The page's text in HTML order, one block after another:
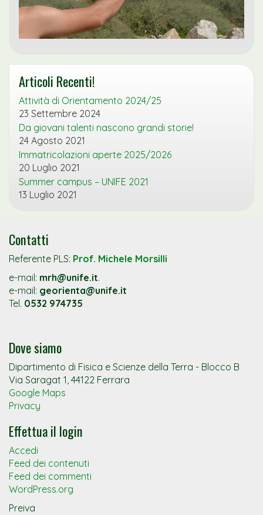
Articoli Recenti!
Attività di Orientamento 2024/25
23 Settembre 2024
Da giovani talenti nascono grandi storie!
24 Agosto 2021
Immatricolazioni aperte 2025/2026
20 Luglio 2021
Summer campus – UNIFE 2021
13 Luglio 2021
Contatti
Referente PLS: Prof. Michele Morsilli
e-mail: mrh@unife.it.
e-mail: georienta@unife.it
Tel. 0532 974735
Dove siamo
Dipartimento di Fisica e Scienze della Terra - Blocco B
Via Saragat 1, 44122 Ferrara
Google Maps
Privacy
Effettua il login
Accedi
Feed dei contenuti
Feed dei commenti
WordPress.org
Preiva